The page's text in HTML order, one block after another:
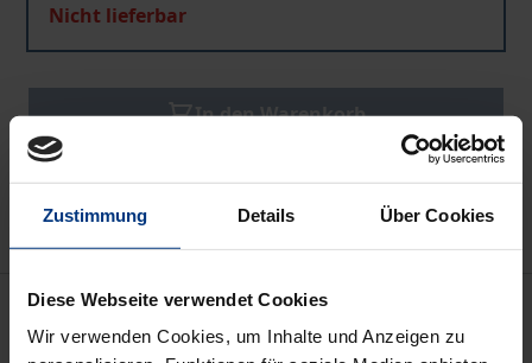
Zustimmung Details Über Cookies
Diese Webseite verwendet Cookies
Wir verwenden Cookies, um Inhalte und Anzeigen zu
Nicht lieferbar
In den Warenkorb
Zur Wunschliste hinzufügen
Hinweise zu Versandkosten
Beschreibung